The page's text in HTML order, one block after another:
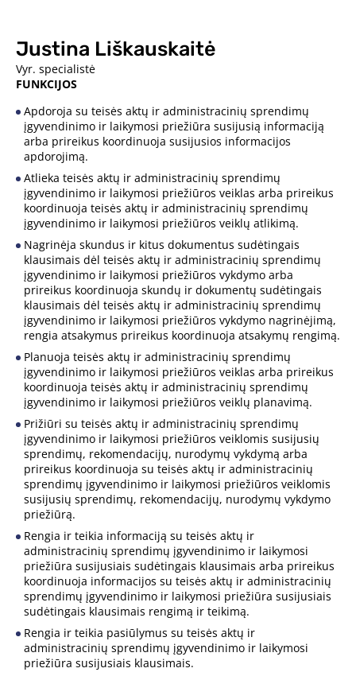
Justina Liškauskaitė
Vyr. specialistė
FUNKCIJOS
Apdoroja su teisės aktų ir administracinių sprendimų
įgyvendinimo ir laikymosi priežiūra susijusią informaciją
arba prireikus koordinuoja susijusios informacijos
apdorojimą.
Atlieka teisės aktų ir administracinių sprendimų
įgyvendinimo ir laikymosi priežiūros veiklas arba prireikus
koordinuoja teisės aktų ir administracinių sprendimų
įgyvendinimo ir laikymosi priežiūros veiklų atlikimą.
Nagrinėja skundus ir kitus dokumentus sudėtingais
klausimais dėl teisės aktų ir administracinių sprendimų
įgyvendinimo ir laikymosi priežiūros vykdymo arba
prireikus koordinuoja skundų ir dokumentų sudėtingais
klausimais dėl teisės aktų ir administracinių sprendimų
įgyvendinimo ir laikymosi priežiūros vykdymo nagrinėjimą,
rengia atsakymus prireikus koordinuoja atsakymų rengimą.
Planuoja teisės aktų ir administracinių sprendimų
įgyvendinimo ir laikymosi priežiūros veiklas arba prireikus
koordinuoja teisės aktų ir administracinių sprendimų
įgyvendinimo ir laikymosi priežiūros veiklų planavimą.
Prižiūri su teisės aktų ir administracinių sprendimų
įgyvendinimo ir laikymosi priežiūros veiklomis susijusių
sprendimų, rekomendacijų, nurodymų vykdymą arba
prireikus koordinuoja su teisės aktų ir administracinių
sprendimų įgyvendinimo ir laikymosi priežiūros veiklomis
susijusių sprendimų, rekomendacijų, nurodymų vykdymo
priežiūrą.
Rengia ir teikia informaciją su teisės aktų ir
administracinių sprendimų įgyvendinimo ir laikymosi
priežiūra susijusiais sudėtingais klausimais arba prireikus
koordinuoja informacijos su teisės aktų ir administracinių
sprendimų įgyvendinimo ir laikymosi priežiūra susijusiais
sudėtingais klausimais rengimą ir teikimą.
Rengia ir teikia pasiūlymus su teisės aktų ir
administracinių sprendimų įgyvendinimo ir laikymosi
priežiūra susijusiais klausimais.